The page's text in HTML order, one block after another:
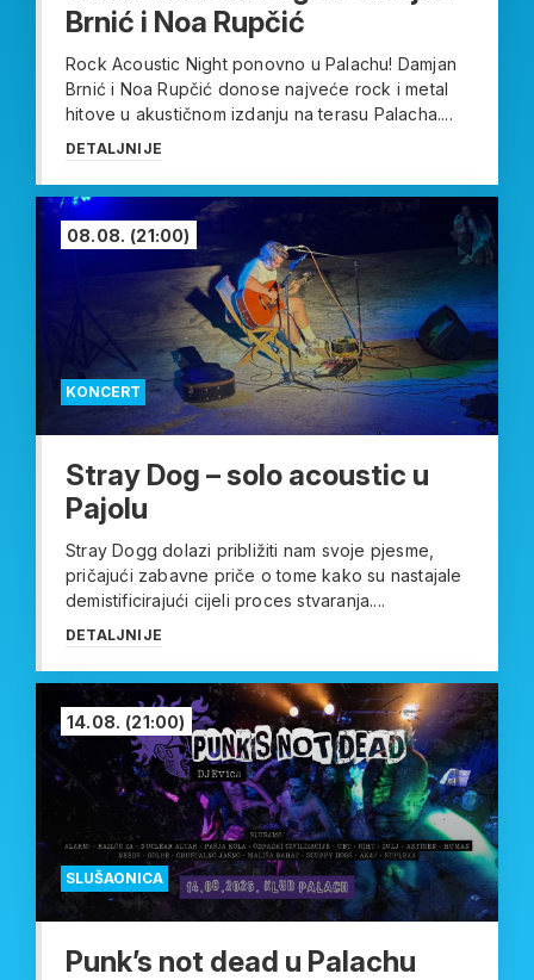
Brnić i Noa Rupčić
Rock Acoustic Night ponovno u Palachu! Damjan
Brnić i Noa Rupčić donose najveće rock i metal
hitove u akustičnom izdanju na terasu Palacha....
DETALJNIJE
KONCERT
08.08. (21:00)
Stray Dog – solo acoustic u
Pajolu
Stray Dogg dolazi približiti nam svoje pjesme,
pričajući zabavne priče o tome kako su nastajale
demistificirajući cijeli proces stvaranja....
DETALJNIJE
SLUŠAONICA
14.08. (21:00)
Punk’s not dead u Palachu